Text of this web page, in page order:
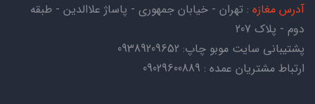
آدرس مغازه : تهران - خیابان جمهوری - پاساژ علاالدین - طبقه
دوم - پلاک 207
پشتیبانی سایت موبو چاپ: 09389209652
ارتباط مشتریان عمده : 09029600889